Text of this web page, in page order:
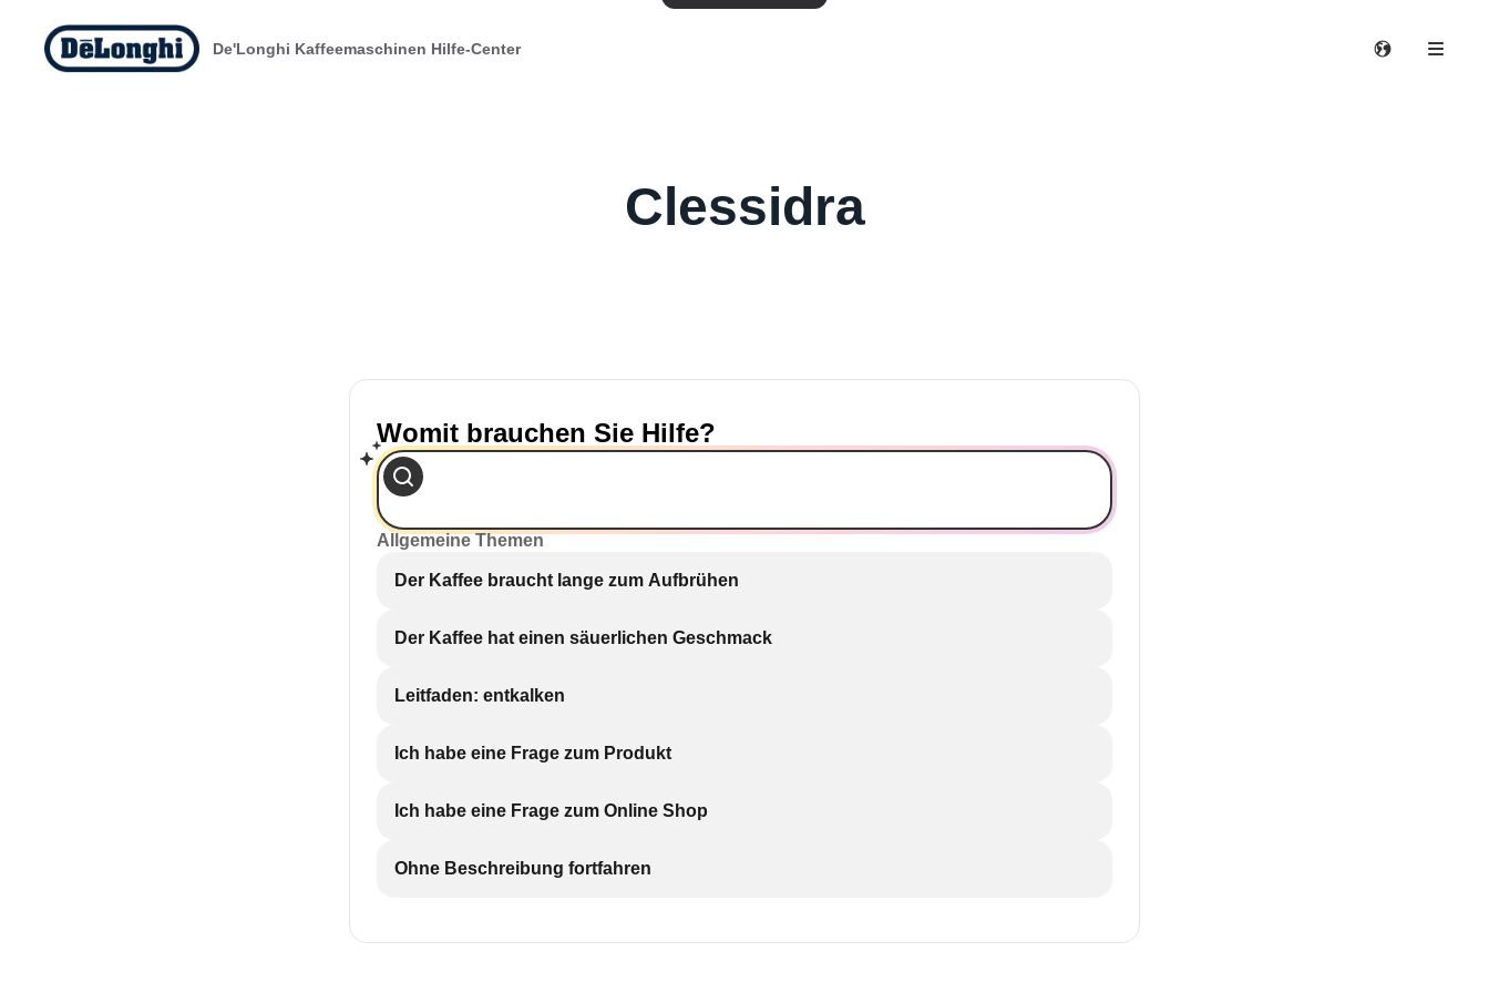
De'Longhi Kaffeemaschinen Hilfe-Center
Clessidra
Womit brauchen Sie Hilfe?
Allgemeine Themen
Der Kaffee braucht lange zum Aufbrühen
Der Kaffee hat einen säuerlichen Geschmack
Leitfaden: entkalken
Ich habe eine Frage zum Produkt
Ich habe eine Frage zum Online Shop
Ohne Beschreibung fortfahren